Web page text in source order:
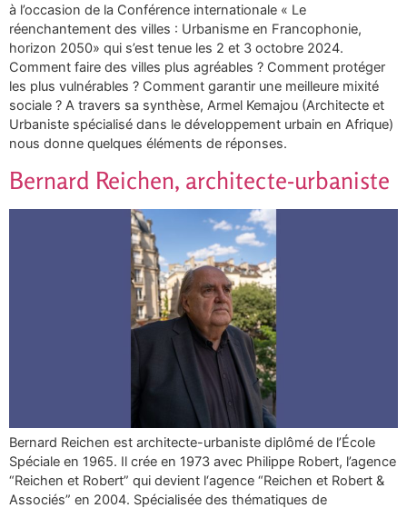
à l’occasion de la Conférence internationale « Le
réenchantement des villes : Urbanisme en Francophonie,
horizon 2050» qui s’est tenue les 2 et 3 octobre 2024.
Comment faire des villes plus agréables ? Comment protéger
les plus vulnérables ? Comment garantir une meilleure mixité
sociale ? A travers sa synthèse, Armel Kemajou (Architecte et
Urbaniste spécialisé dans le développement urbain en Afrique)
nous donne quelques éléments de réponses.
Bernard Reichen, architecte-urbaniste
Bernard Reichen est architecte-urbaniste diplômé de l’École
Spéciale en 1965. Il crée en 1973 avec Philippe Robert, l’agence
“Reichen et Robert” qui devient l‘agence “Reichen et Robert &
Associés” en 2004. Spécialisée des thématiques de